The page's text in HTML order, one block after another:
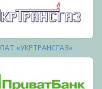
ПАТ «УКРТРАНСГАЗ»